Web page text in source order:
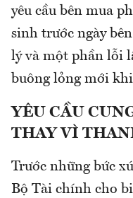
yêu cầu bên mua
sinh trước ngày
lý và một phần lỗi
buông lỏng mới
YÊU CẦU
THAY VÌ
Trước những bức
Bộ Tài chính cho